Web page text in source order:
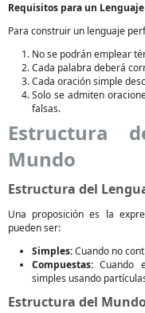
Requisitos para un
Para construir un lenguaje
No se podrán emplear
Cada palabra deberá
Cada oración simple
Solo se admiten
falsas.
Estructura
Mundo
Estructura del
Una proposición es la
pueden ser:
Simples:Cuando no
Compuestas: Cuando
simples usando
Estructura del